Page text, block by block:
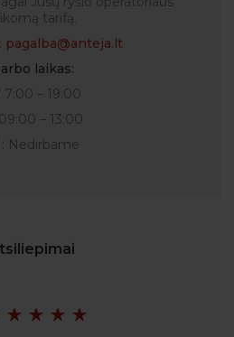
tarifą.
pagalba@anteja.lt
laikas:
7:00 – 19:00
– 13:00
Nedirbame